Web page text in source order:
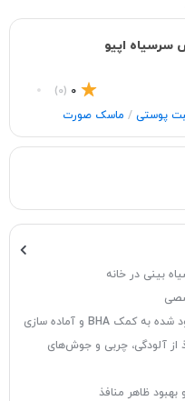
اپیو
0
(0)
پوستی / ماسک صورت
بینی در خانه
از آلودگی، چربی و جوش‌های